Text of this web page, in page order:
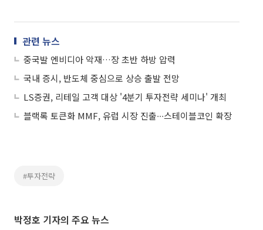
관련 뉴스
중국발 엔비디아 악재…장 초반 하방 압력
국내 증시, 반도체 중심으로 상승 출발 전망
LS증권, 리테일 고객 대상 '4분기 투자전략 세미나' 개최
블랙록 토큰화 MMF, 유럽 시장 진출∙∙∙스테이블코인 확장
#투자전략
박정호 기자의 주요 뉴스